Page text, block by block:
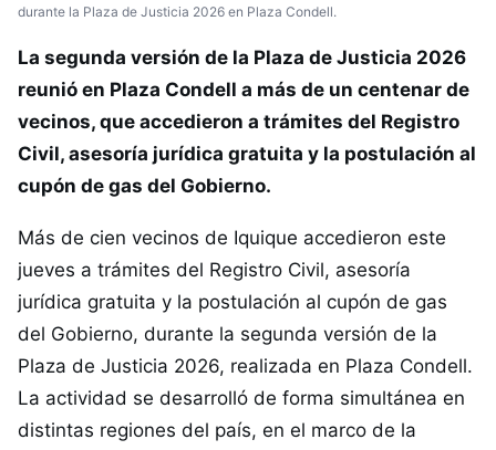
durante la Plaza de Justicia 2026 en Plaza Condell.
La segunda versión de la Plaza de Justicia 2026
reunió en Plaza Condell a más de un centenar de
vecinos, que accedieron a trámites del Registro
Civil, asesoría jurídica gratuita y la postulación al
cupón de gas del Gobierno.
Más de cien vecinos de Iquique accedieron este
jueves a trámites del Registro Civil, asesoría
jurídica gratuita y la postulación al cupón de gas
del Gobierno, durante la segunda versión de la
Plaza de Justicia 2026, realizada en Plaza Condell.
La actividad se desarrolló de forma simultánea en
distintas regiones del país, en el marco de la